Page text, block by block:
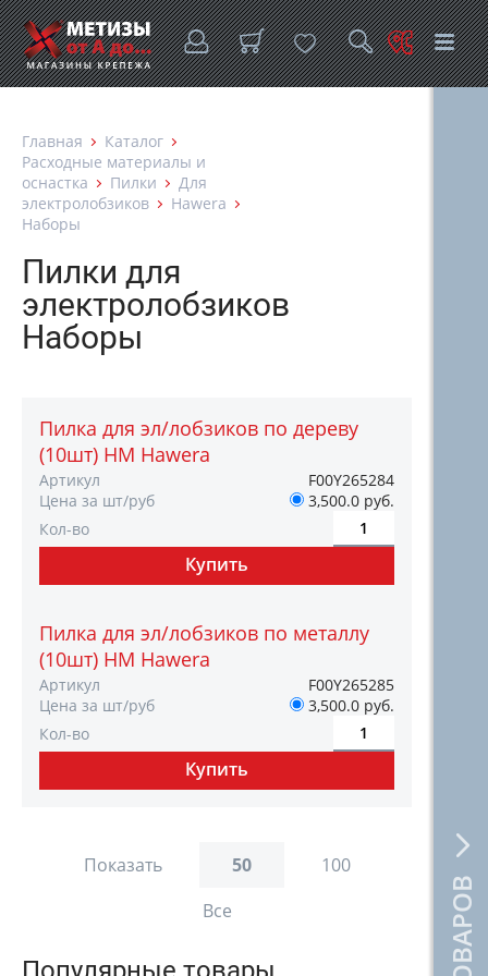
Главная
Каталог
Расходные материалы и
оснастка
Пилки
Для
электролобзиков
Hawera
Наборы
Пилки для
электролобзиков
Наборы
Пилка для эл/лобзиков по дереву
(10шт) HM Hawera
Артикул
F00Y265284
Цена за шт/руб
3,500.0 руб.
Кол-во
Пилка для эл/лобзиков по металлу
(10шт) HM Hawera
Артикул
F00Y265285
Цена за шт/руб
3,500.0 руб.
Кол-во
Показать 50
100
Все